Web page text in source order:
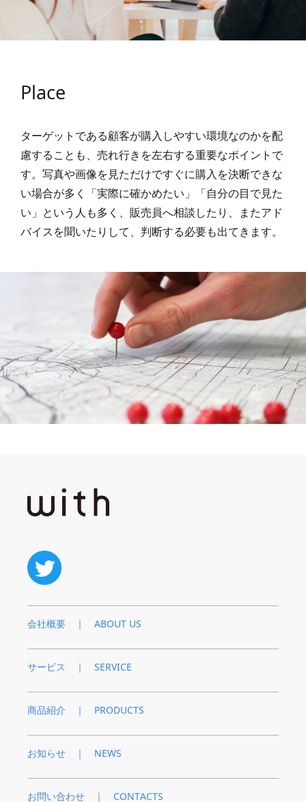
Place
ターゲットである顧客が購入しやすい環境なのかを配
慮することも、売れ行きを左右する重要なポイントで
す。写真や画像を見ただけですぐに購入を決断できな
い場合が多く「実際に確かめたい」「自分の目で見た
い」という人も多く、販売員へ相談したり、またアド
バイスを聞いたりして、判断する必要も出てきます。
会社概要 ｜ ABOUT US
サービス ｜ SERVICE
商品紹介 ｜ PRODUCTS
お知らせ ｜ NEWS
お問い合わせ ｜ CONTACTS